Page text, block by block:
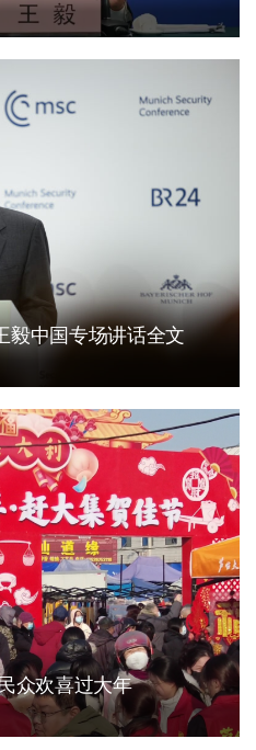
毅中国专场讲话全文
众欢喜过大年